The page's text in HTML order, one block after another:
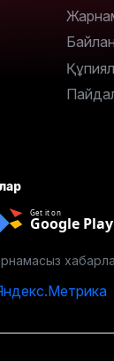
Get it on
Google Play